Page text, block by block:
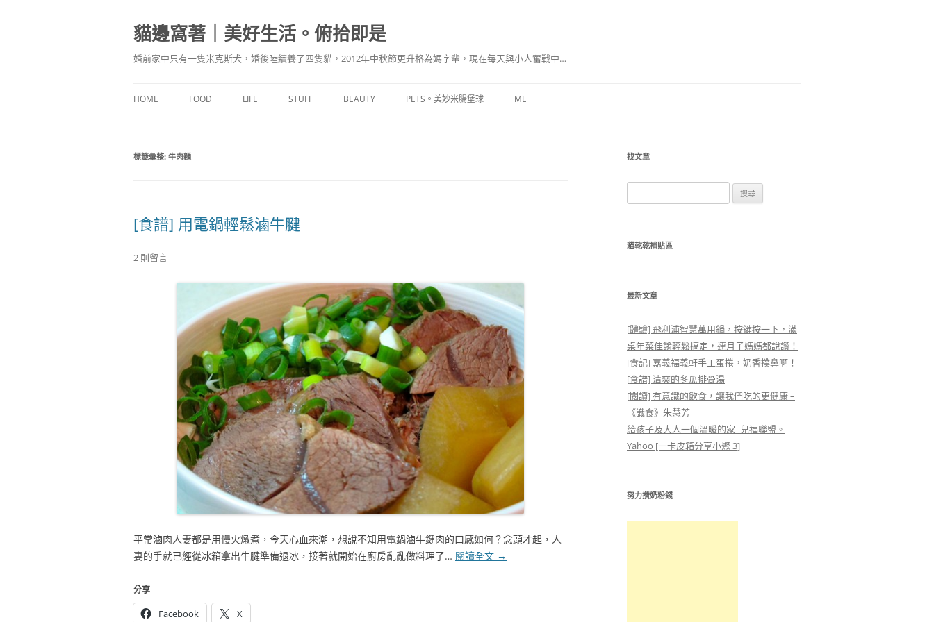
主
要
內
容
貓邊窩著｜美好生活。俯拾即是
婚前家中只有一隻米克斯犬，婚後陸續養了四隻貓，2012年中秋節更升格為媽字輩，現在每天與小人奮戰中…
HOME FOOD LIFE STUFF BEAUTY PETS。美妙米腸堡球 ME
標籤彙整: 牛肉麵
[食譜] 用電鍋輕鬆滷牛腱
2 則留言
平常滷肉人妻都是用慢火燉煮，今天心血來潮，想說不知用電鍋滷牛鍵肉的口感如何？念頭才起，人
妻的手就已經從冰箱拿出牛腱準備退冰，接著就開始在廚房亂亂做料理了… 閱讀全文 →
分享
Facebook X
找文章
尋
鍵
貓乾乾補貼區
最新文章
[體驗] 飛利浦智慧萬用鍋，按鍵按一下，滿
桌年菜佳餚輕鬆搞定，連月子媽媽都說讚！
[食記] 嘉義福義軒手工蛋捲，奶香撲鼻啊！
[食譜] 清爽的冬瓜排骨湯
[閱讀] 有意識的飲食，讓我們吃的更健康 –
《識食》朱慧芳
給孩子及大人一個溫暖的家–兒福聯盟。
Yahoo [一卡皮箱分享小聚 3]
努力攢奶粉錢